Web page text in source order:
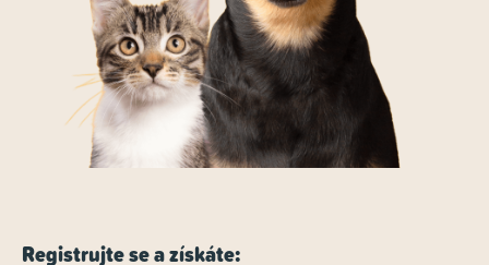
Registrujte se a získáte: